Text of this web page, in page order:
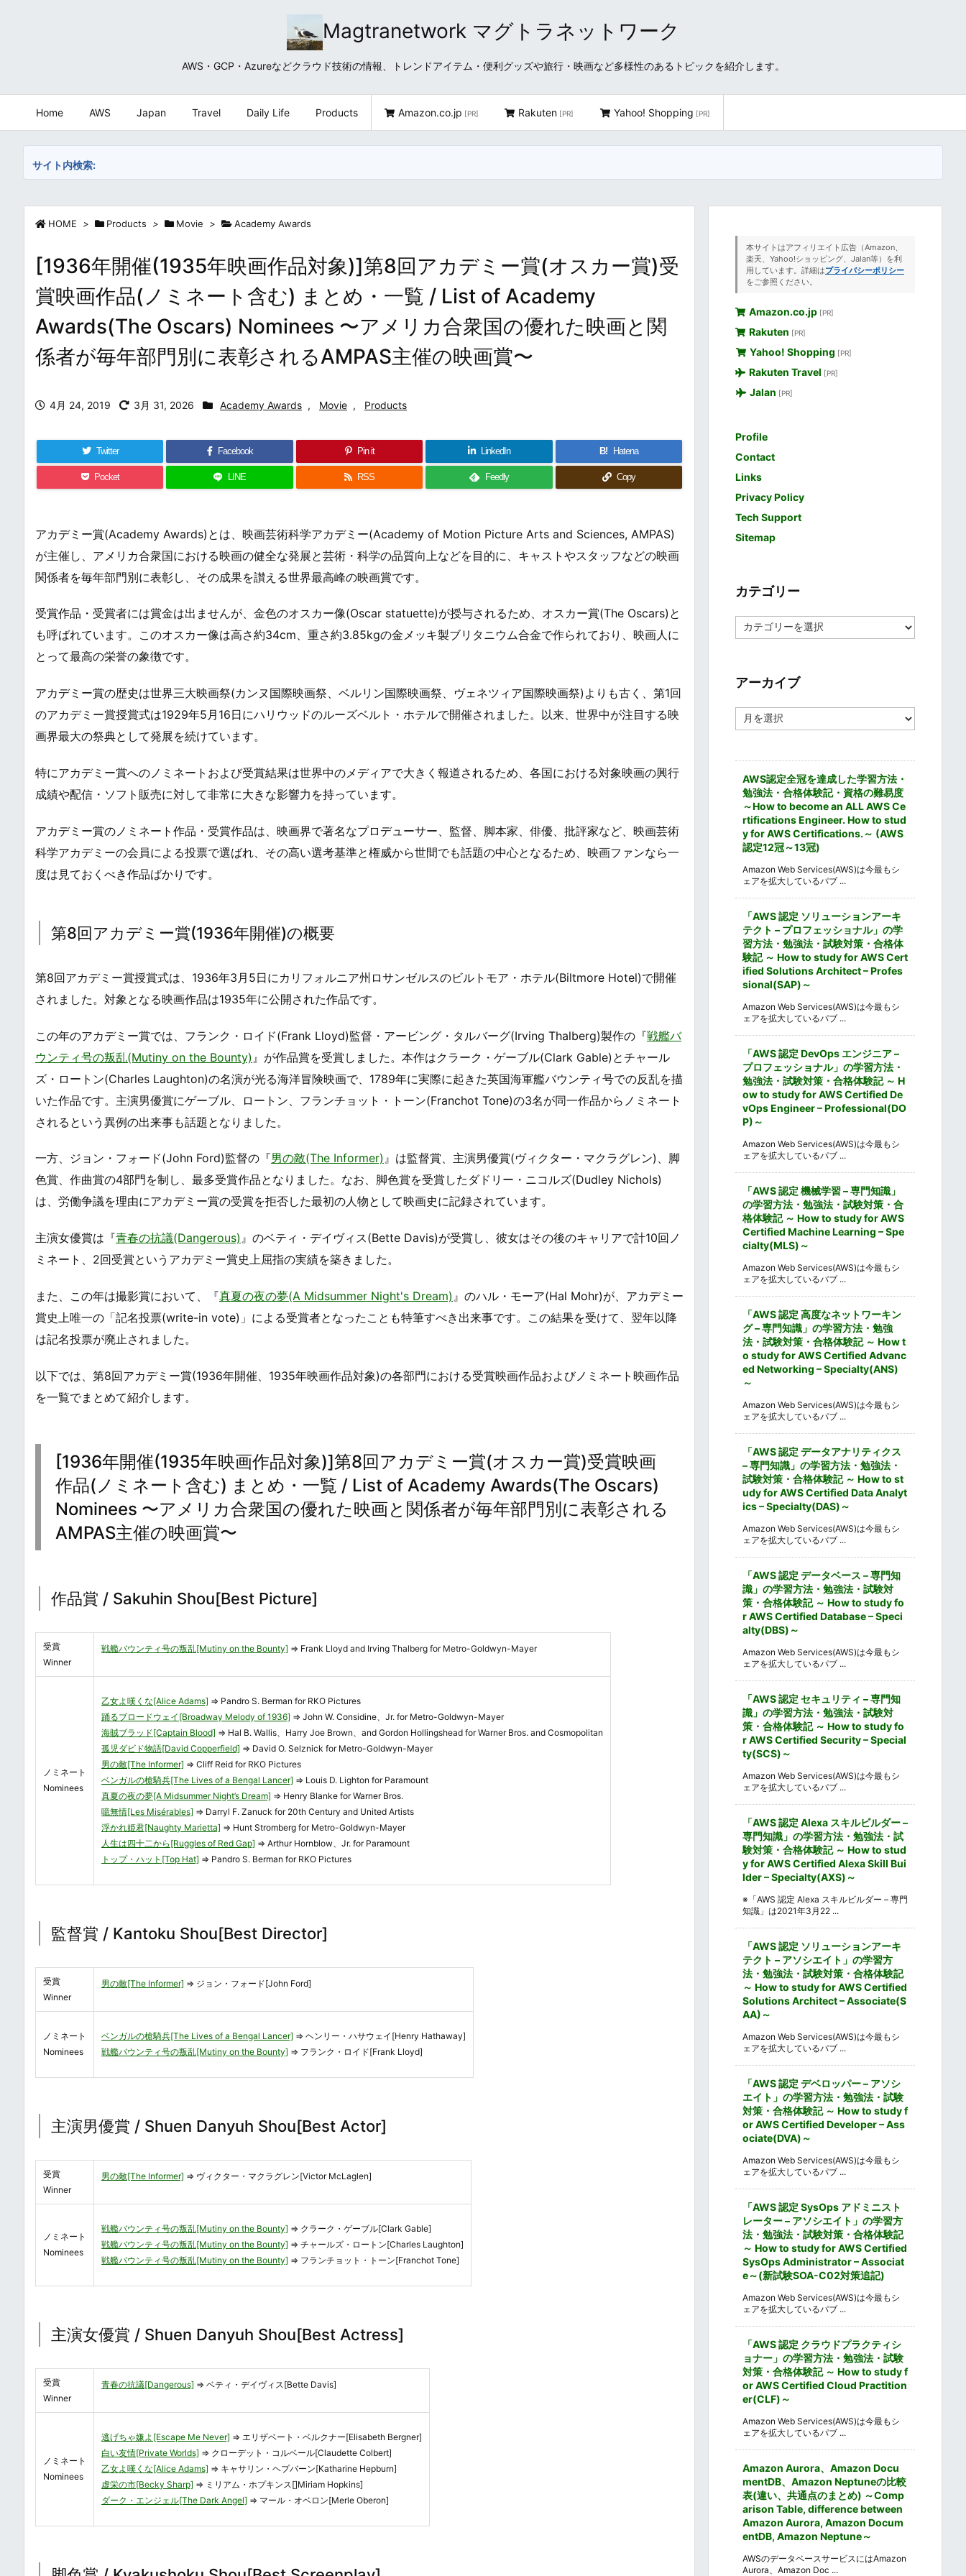
Magtranetwork マグトラネットワーク
AWS・GCP・Azureなどクラウド技術の情報、トレンドアイテム・便利グッズや旅行・映画など多様性のあるトピックを紹介します。
Home AWS Japan Travel Daily Life Products Amazon.co.jp [PR] Rakuten [PR] Yahoo! Shopping [PR]
サイト内検索:
HOME > Products > Movie > Academy Awards
[1936年開催(1935年映画作品対象)]第8回アカデミー賞(オスカー賞)受
賞映画作品(ノミネート含む) まとめ・一覧 / List of Academy
Awards(The Oscars) Nominees 〜アメリカ合衆国の優れた映画と関
係者が毎年部門別に表彰されるAMPAS主催の映画賞〜
4月 24, 2019 3月 31, 2026 Academy Awards , Movie , Products
Twitter Facebook Pin it LinkedIn B! Hatena
Pocket LINE RSS Feedly Copy
アカデミー賞(Academy Awards)とは、映画芸術科学アカデミー(Academy of Motion Picture Arts and Sciences, AMPAS)
が主催し、アメリカ合衆国における映画の健全な発展と芸術・科学の品質向上などを目的に、キャストやスタッフなどの映画
関係者を毎年部門別に表彰し、その成果を讃える世界最高峰の映画賞です。
受賞作品・受賞者には賞金は出ませんが、金色のオスカー像(Oscar statuette)が授与されるため、オスカー賞(The Oscars)と
も呼ばれています。このオスカー像は高さ約34cm、重さ約3.85kgの金メッキ製ブリタニウム合金で作られており、映画人に
とって最高の栄誉の象徴です。
アカデミー賞の歴史は世界三大映画祭(カンヌ国際映画祭、ベルリン国際映画祭、ヴェネツィア国際映画祭)よりも古く、第1回
のアカデミー賞授賞式は1929年5月16日にハリウッドのルーズベルト・ホテルで開催されました。以来、世界中が注目する映
画界最大の祭典として発展を続けています。
特にアカデミー賞へのノミネートおよび受賞結果は世界中のメディアで大きく報道されるため、各国における対象映画の興行
成績や配信・ソフト販売に対して非常に大きな影響力を持っています。
アカデミー賞のノミネート作品・受賞作品は、映画界で著名なプロデューサー、監督、脚本家、俳優、批評家など、映画芸術
科学アカデミーの会員による投票で選ばれ、その高い選考基準と権威から世間でも話題の中心となるため、映画ファンなら一
度は見ておくべき作品ばかりです。
第8回アカデミー賞(1936年開催)の概要
第8回アカデミー賞授賞式は、1936年3月5日にカリフォルニア州ロサンゼルスのビルトモア・ホテル(Biltmore Hotel)で開催
されました。対象となる映画作品は1935年に公開された作品です。
この年のアカデミー賞では、フランク・ロイド(Frank Lloyd)監督・アービング・タルバーグ(Irving Thalberg)製作の『戦艦バ
ウンティ号の叛乱(Mutiny on the Bounty) 』が作品賞を受賞しました。本作はクラーク・ゲーブル(Clark Gable)とチャール
ズ・ロートン(Charles Laughton)の名演が光る海洋冒険映画で、1789年に実際に起きた英国海軍艦バウンティ号での反乱を描
いた作品です。主演男優賞にゲーブル、ロートン、フランチョット・トーン(Franchot Tone)の3名が同一作品からノミネート
されるという異例の出来事も話題となりました。
一方、ジョン・フォード(John Ford)監督の『男の敵(The Informer) 』は監督賞、主演男優賞(ヴィクター・マクラグレン)、脚
色賞、作曲賞の4部門を制し、最多受賞作品となりました。なお、脚色賞を受賞したダドリー・ニコルズ(Dudley Nichols)
は、労働争議を理由にアカデミー賞の受賞を拒否した最初の人物として映画史に記録されています。
主演女優賞は『青春の抗議(Dangerous) 』のベティ・デイヴィス(Bette Davis)が受賞し、彼女はその後のキャリアで計10回ノ
ミネート、2回受賞というアカデミー賞史上屈指の実績を築きました。
また、この年は撮影賞において、『真夏の夜の夢(A Midsummer Night's Dream) 』のハル・モーア(Hal Mohr)が、アカデミー
賞史上唯一の「記名投票(write-in vote)」による受賞者となったことも特筆すべき出来事です。この結果を受けて、翌年以降
は記名投票が廃止されました。
以下では、第8回アカデミー賞(1936年開催、1935年映画作品対象)の各部門における受賞映画作品およびノミネート映画作品
を一覧でまとめて紹介します。
[1936年開催(1935年映画作品対象)]第8回アカデミー賞(オスカー賞)受賞映画
作品(ノミネート含む) まとめ・一覧 / List of Academy Awards(The Oscars)
Nominees 〜アメリカ合衆国の優れた映画と関係者が毎年部門別に表彰される
AMPAS主催の映画賞〜
作品賞 / Sakuhin Shou[Best Picture]
受賞
Winner
戦艦バウンティ号の叛乱[Mutiny on the Bounty] ⇒ Frank Lloyd and Irving Thalberg for Metro-Goldwyn-Mayer
ノミネート
Nominees
乙女よ嘆くな[Alice Adams] ⇒ Pandro S. Berman for RKO Pictures
踊るブロードウェイ[Broadway Melody of 1936] ⇒ John W. Considine、Jr. for Metro-Goldwyn-Mayer
海賊ブラッド[Captain Blood] ⇒ Hal B. Wallis、Harry Joe Brown、and Gordon Hollingshead for Warner Bros. and Cosmopolitan
孤児ダビド物語[David Copperfield] ⇒ David O. Selznick for Metro-Goldwyn-Mayer
男の敵[The Informer] ⇒ Cliff Reid for RKO Pictures
ベンガルの槍騎兵[The Lives of a Bengal Lancer] ⇒ Louis D. Lighton for Paramount
真夏の夜の夢[A Midsummer Night’s Dream] ⇒ Henry Blanke for Warner Bros.
噫無情[Les Misérables] ⇒ Darryl F. Zanuck for 20th Century and United Artists
浮かれ姫君[Naughty Marietta] ⇒ Hunt Stromberg for Metro-Goldwyn-Mayer
人生は四十二から[Ruggles of Red Gap] ⇒ Arthur Hornblow、Jr. for Paramount
トップ・ハット[Top Hat] ⇒ Pandro S. Berman for RKO Pictures
監督賞 / Kantoku Shou[Best Director]
受賞
Winner
男の敵[The Informer] ⇒ ジョン・フォード[John Ford]
ノミネート
Nominees
ベンガルの槍騎兵[The Lives of a Bengal Lancer] ⇒ ヘンリー・ハサウェイ[Henry Hathaway]
戦艦バウンティ号の叛乱[Mutiny on the Bounty] ⇒ フランク・ロイド[Frank Lloyd]
主演男優賞 / Shuen Danyuh Shou[Best Actor]
受賞
Winner
男の敵[The Informer] ⇒ ヴィクター・マクラグレン[Victor McLaglen]
ノミネート
Nominees
戦艦バウンティ号の叛乱[Mutiny on the Bounty] ⇒ クラーク・ゲーブル[Clark Gable]
戦艦バウンティ号の叛乱[Mutiny on the Bounty] ⇒ チャールズ・ロートン[Charles Laughton]
戦艦バウンティ号の叛乱[Mutiny on the Bounty] ⇒ フランチョット・トーン[Franchot Tone]
主演女優賞 / Shuen Danyuh Shou[Best Actress]
受賞
Winner
青春の抗議[Dangerous] ⇒ ベティ・デイヴィス[Bette Davis]
ノミネート
Nominees
逃げちゃ嫌よ[Escape Me Never] ⇒ エリザベート・ベルクナー[Elisabeth Bergner]
白い友情[Private Worlds] ⇒ クローデット・コルベール[Claudette Colbert]
乙女よ嘆くな[Alice Adams] ⇒ キャサリン・ヘプバーン[Katharine Hepburn]
虚栄の市[Becky Sharp] ⇒ ミリアム・ホプキンス[]Miriam Hopkins]
ダーク・エンジェル[The Dark Angel] ⇒ マール・オベロン[Merle Oberon]
本サイトはアフィリエイト広告（Amazon、
楽天、Yahoo!ショッピング、Jalan等）を利
用しています。詳細はプライバシーポリシー
をご参照ください。
Amazon.co.jp [PR]
Rakuten [PR]
Yahoo! Shopping [PR]
Rakuten Travel [PR]
Jalan [PR]
Profile
Contact
Links
Privacy Policy
Tech Support
Sitemap
カテゴリー
テ
ー
アーカイブ
ー
AWS認定全冠を達成した学習方法・
勉強法・合格体験記・資格の難易度
～How to become an ALL AWS Ce
rtifications Engineer. How to stud
y for AWS Certifications.～ (AWS
認定12冠～13冠)
Amazon Web Services(AWS)は今最もシ
ェアを拡大しているパブ ...
「AWS 認定 ソリューションアーキ
テクト – プロフェッショナル」の学
習方法・勉強法・試験対策・合格体
験記 ～ How to study for AWS Cert
ified Solutions Architect – Profes
sional(SAP)～
Amazon Web Services(AWS)は今最もシ
ェアを拡大しているパブ ...
「AWS 認定 DevOps エンジニア –
プロフェッショナル」の学習方法・
勉強法・試験対策・合格体験記 ～ H
ow to study for AWS Certified De
vOps Engineer – Professional(DO
P)～
Amazon Web Services(AWS)は今最もシ
ェアを拡大しているパブ ...
「AWS 認定 機械学習 – 専門知識」
の学習方法・勉強法・試験対策・合
格体験記 ～ How to study for AWS
Certified Machine Learning – Spe
cialty(MLS)～
Amazon Web Services(AWS)は今最もシ
ェアを拡大しているパブ ...
「AWS 認定 高度なネットワーキン
グ – 専門知識」の学習方法・勉強
法・試験対策・合格体験記 ～ How t
o study for AWS Certified Advanc
ed Networking – Specialty(ANS)
～
Amazon Web Services(AWS)は今最もシ
ェアを拡大しているパブ ...
「AWS 認定 データアナリティクス
– 専門知識」の学習方法・勉強法・
試験対策・合格体験記 ～ How to st
udy for AWS Certified Data Analyt
ics – Specialty(DAS)～
Amazon Web Services(AWS)は今最もシ
ェアを拡大しているパブ ...
「AWS 認定 データベース – 専門知
識」の学習方法・勉強法・試験対
策・合格体験記 ～ How to study fo
r AWS Certified Database – Speci
alty(DBS)～
Amazon Web Services(AWS)は今最もシ
ェアを拡大しているパブ ...
「AWS 認定 セキュリティ – 専門知
識」の学習方法・勉強法・試験対
策・合格体験記 ～ How to study fo
r AWS Certified Security – Special
ty(SCS)～
Amazon Web Services(AWS)は今最もシ
ェアを拡大しているパブ ...
「AWS 認定 Alexa スキルビルダー –
専門知識」の学習方法・勉強法・試
験対策・合格体験記 ～ How to stud
y for AWS Certified Alexa Skill Bui
lder – Specialty(AXS)～
※「AWS 認定 Alexa スキルビルダー – 専門
知識」は2021年3月22 ...
「AWS 認定 ソリューションアーキ
テクト – アソシエイト」の学習方
法・勉強法・試験対策・合格体験記
～ How to study for AWS Certified
Solutions Architect – Associate(S
AA)～
Amazon Web Services(AWS)は今最もシ
ェアを拡大しているパブ ...
「AWS 認定 デベロッパー – アソシ
エイト」の学習方法・勉強法・試験
対策・合格体験記 ～ How to study f
or AWS Certified Developer – Ass
ociate(DVA)～
Amazon Web Services(AWS)は今最もシ
ェアを拡大しているパブ ...
「AWS 認定 SysOps アドミニスト
レーター – アソシエイト」の学習方
法・勉強法・試験対策・合格体験記
～ How to study for AWS Certified
SysOps Administrator – Associat
e～(新試験SOA-C02対策追記)
Amazon Web Services(AWS)は今最もシ
ェアを拡大しているパブ ...
「AWS 認定 クラウドプラクティシ
ョナー」の学習方法・勉強法・試験
対策・合格体験記 ～ How to study f
or AWS Certified Cloud Practition
er(CLF)～
Amazon Web Services(AWS)は今最もシ
ェアを拡大しているパブ ...
Amazon Aurora、Amazon Docu
mentDB、Amazon Neptuneの比較
表(違い、共通点のまとめ) ～Comp
arison Table, difference between
Amazon Aurora, Amazon Docum
entDB, Amazon Neptune～
AWSのデータベースサービスにはAmazon
Aurora、Amazon Doc ...